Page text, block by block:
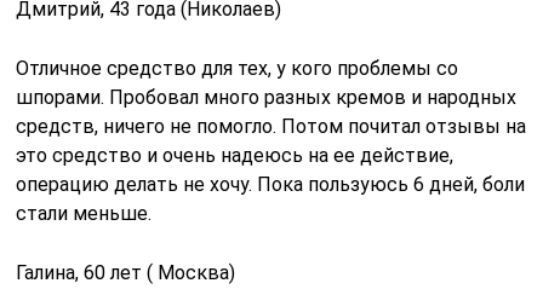
Дмитрий, 43 года (Николаев)
Отличное средство для тех, у кого проблемы со
шпорами. Пробовал много разных кремов и народных
средств, ничего не помогло. Потом почитал отзывы на
это средство и очень надеюсь на ее действие,
операцию делать не хочу. Пока пользуюсь 6 дней, боли
стали меньше.
Галина, 60 лет ( Москва)